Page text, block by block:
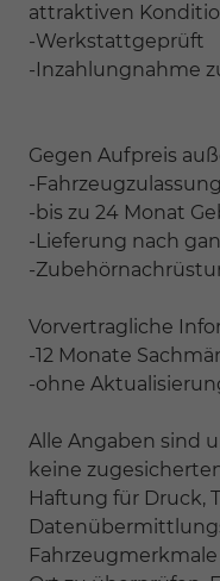
attraktiven
-Werkstattgeprüft
-Inzahlungnahme
Gegen Aufpreis
-
-bis zu 24 Monat
-Lieferung nach
-
Vorvertragliche
-12 Monate
-ohne
Alle Angaben sind
keine
Haftung für Druck,